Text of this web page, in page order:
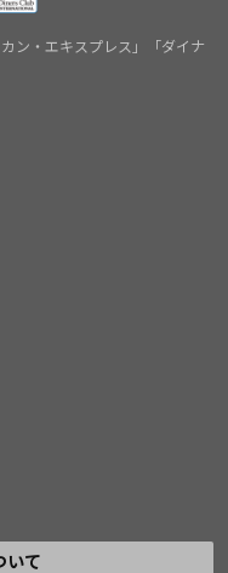
ン・エキスプレス」「ダイナ
いて